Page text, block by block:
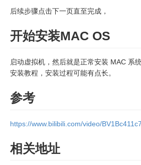
后续步骤点击下一页直至完成，
开始安装MAC OS
启动虚拟机，然后就是正常安装 MAC 系
安装教程，安装过程可能有点长。
参考
https://www.bilibili.com/video/
相关地址